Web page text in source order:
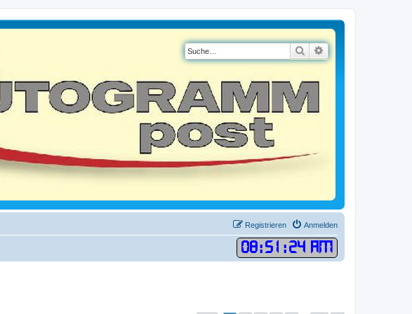
Suche
Anmelden
Registrieren
08:51 :24 AM